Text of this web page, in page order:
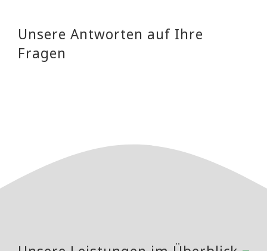
Unsere Antworten auf Ihre
Fragen